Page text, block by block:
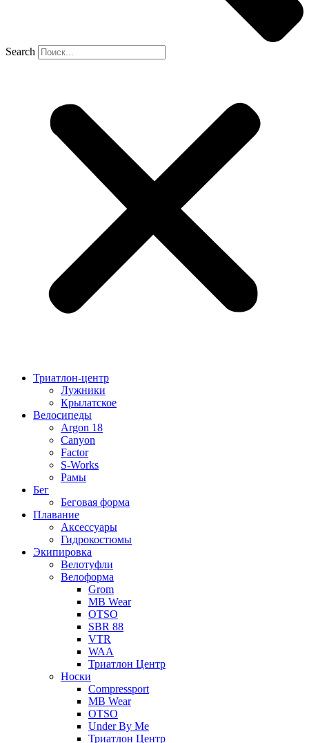
Search
Триатлон-центр
Лужники
Крылатское
Велосипеды
Argon 18
Canyon
Factor
S-Works
Рамы
Бег
Беговая форма
Плавание
Аксессуары
Гидрокостюмы
Экипировка
Велотуфли
Велоформа
Grom
MB Wear
OTSO
SBR 88
VTR
WAA
Триатлон Центр
Носки
Compressport
MB Wear
OTSO
Under By Me
Триатлон Центр